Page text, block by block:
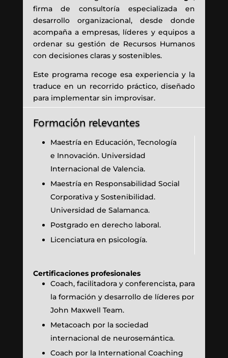
firma de consultoría especializada en
desarrollo organizacional, desde donde
acompaña a empresas, líderes y equipos a
ordenar su gestión de Recursos Humanos
con decisiones claras y sostenibles.
Este programa recoge esa experiencia y la
traduce en un recorrido práctico, diseñado
para implementar sin improvisar.
Formación relevantes
Maestría en Educación, Tecnología
e Innovación. Universidad
Internacional de Valencia.
Maestría en Responsabilidad Social
Corporativa y Sostenibilidad.
Universidad de Salamanca.
Postgrado en derecho laboral.
Licenciatura en psicología.
Certificaciones profesionales
Coach, facilitadora y conferencista, para
la formación y desarrollo de líderes por
John Maxwell Team.
Metacoach por la sociedad
internacional de neurosemántica.
Coach por la International Coaching